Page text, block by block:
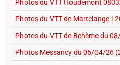
Photos du VTT Houdemont
Photos du VTT de Martelange
Photos du VTT de Behème du
Photos Messancy du 06/04/26